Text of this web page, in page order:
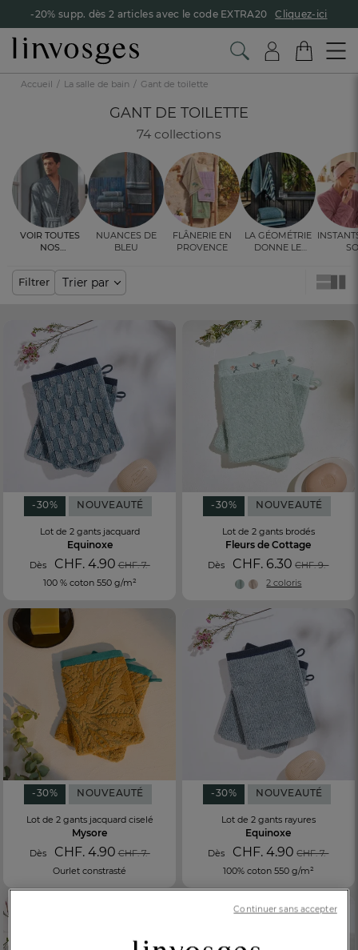
-20% supp. dès 2 articles avec le code EXTRA20 Cliquez-ici
FR
AT
BE
Accueil La salle de bain Gant de toilette
GANT DE TOILETTE
74 collections
Nuances de
bleu
Flânerie en
Provence
La géométrie
donne le
Voir toutes
nos
Filtrer Trier par
-30% NOUVEAUTÉ
Lot de 2 gants jacquard
Equinoxe
Dès CHF. 4.90 CHF. 7.-
100 % coton 550 g/m²
-30% NOUVEAUTÉ
Lot de 2 gants brodés
Fleurs de Cottage
Dès CHF. 6.30 CHF. 9.-
2 coloris
-30% NOUVEAUTÉ
Lot de 2 gants jacquard ciselé
Mysore
Dès CHF. 4.90 CHF. 7.-
Ourlet constrasté
-30% NOUVEAUTÉ
Lot de 2 gants rayures
Equinoxe
Dès CHF. 4.90 CHF. 7.-
100% coton 550 g/m²
Continuer sans accepter